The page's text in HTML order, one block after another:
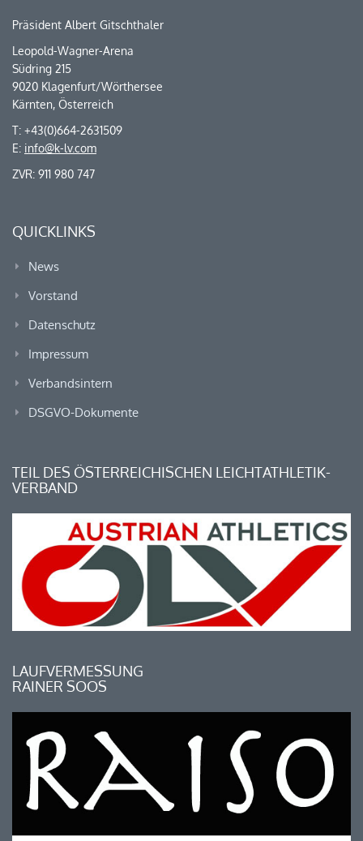
Präsident Albert Gitschthaler
Leopold-Wagner-Arena
Südring 215
9020 Klagenfurt/Wörthersee
Kärnten, Österreich
T: +43(0)664-2631509
E: info@k-lv.com
ZVR: 911 980 747
QUICKLINKS
News
Vorstand
Datenschutz
Impressum
Verbandsintern
DSGVO-Dokumente
TEIL DES ÖSTERREICHISCHEN LEICHTATHLETIK-
VERBAND
LAUFVERMESSUNG
RAINER SOOS